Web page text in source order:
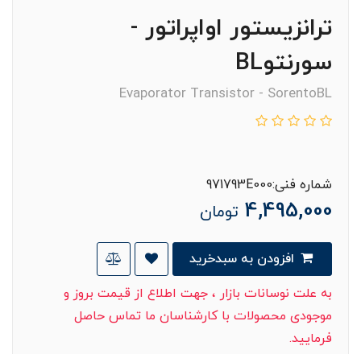
ترانزیستور اواپراتور -
سورنتوBL
Evaporator Transistor - SorentoBL
شماره فنی:971793E000
4,495,000 تومان
به علت نوسانات بازار ، جهت اطلاع از قیمت بروز و
موجودی محصولات با کارشناسان ما تماس حاصل
فرمایید.